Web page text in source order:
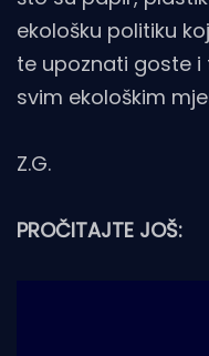
ekološku politiku
te upoznati goste i
svim ekološkim
Z.G.
PROČITAJTE JOŠ: